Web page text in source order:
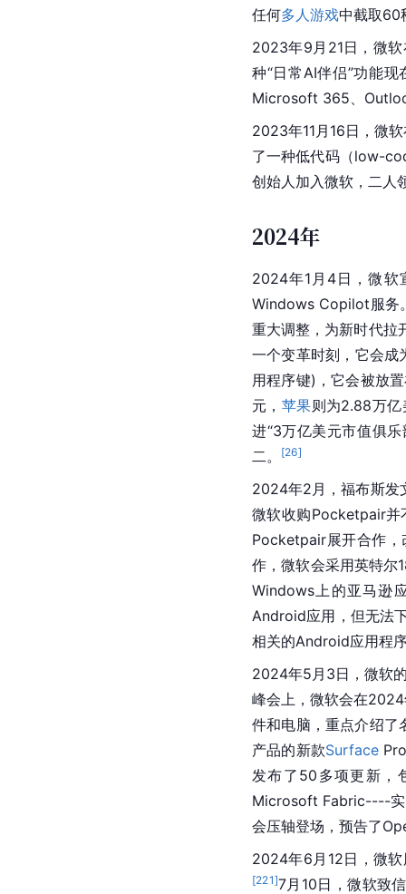
任何多人游戏中截取60
2023年9月21日，微
种“日常AI伴侣”功能
Microsoft 365、
2023年11月16日，微
了一种低代码（low-
创始人加入微软，二人
2024年
2024年1月4日，微软
Windows Copilot服务
重大调整，为新时代
一个变革时刻，它会
用程序键)，它会被放
元， 苹果则为2.88万
进“3万亿美元市值俱
二。
[26]
2024年2月，福布斯发
微软收购Pocketpair并
Pocketpair展开合作
作，微软会采用英特尔
Windows上的亚马逊
Android应用，但无法
相关的Android应用程
2024年5月3日，微软
峰会上，微软会在
件和电脑，重点介绍了
产品的新款Surface
发布了50多项更新，
Microsoft Fabric----实
会压轴登场，预告了
2024年6月12日，微
[221]7月10日，微软致